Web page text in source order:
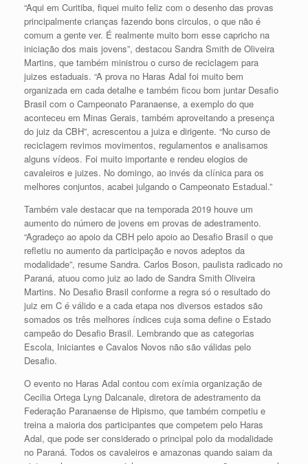
“Aqui em Curitiba, fiquei muito feliz com o desenho das provas
principalmente crianças fazendo bons circulos, o que não é
comum a gente ver. É realmente muito bom esse capricho na
iniciação dos mais jovens”, destacou Sandra Smith de Oliveira
Martins, que também ministrou o curso de reciclagem para
juizes estaduais. “A prova no Haras Adal foi muito bem
organizada em cada detalhe e também ficou bom juntar Desafio
Brasil com o Campeonato Paranaense, a exemplo do que
aconteceu em Minas Gerais, também aproveitando a presença
do juiz da CBH”, acrescentou a juiza e dirigente. “No curso de
reciclagem revimos movimentos, regulamentos e analisamos
alguns vídeos. Foi muito importante e rendeu elogios de
cavaleiros e juizes. No domingo, ao invés da clínica para os
melhores conjuntos, acabei julgando o Campeonato Estadual.”
Também vale destacar que na temporada 2019 houve um
aumento do número de jovens em provas de adestramento.
“Agradeço ao apoio da CBH pelo apoio ao Desafio Brasil o que
refletiu no aumento da participação e novos adeptos da
modalidade”, resume Sandra. Carlos Boson, paulista radicado no
Paraná, atuou como juiz ao lado de Sandra Smith Oliveira
Martins. No Desafio Brasil conforme a regra só o resultado do
juiz em C é válido e a cada etapa nos diversos estados são
somados os três melhores índices cuja soma define o Estado
campeão do Desafio Brasil. Lembrando que as categorias
Escola, Iniciantes e Cavalos Novos não são válidas pelo
Desafio.
O evento no Haras Adal contou com exímia organização de
Cecilia Ortega Lyng Dalcanale, diretora de adestramento da
Federação Paranaense de Hipismo, que também competiu e
treina a maioria dos participantes que competem pelo Haras
Adal, que pode ser considerado o principal polo da modalidade
no Paraná. Todos os cavaleiros e amazonas quando saiam da